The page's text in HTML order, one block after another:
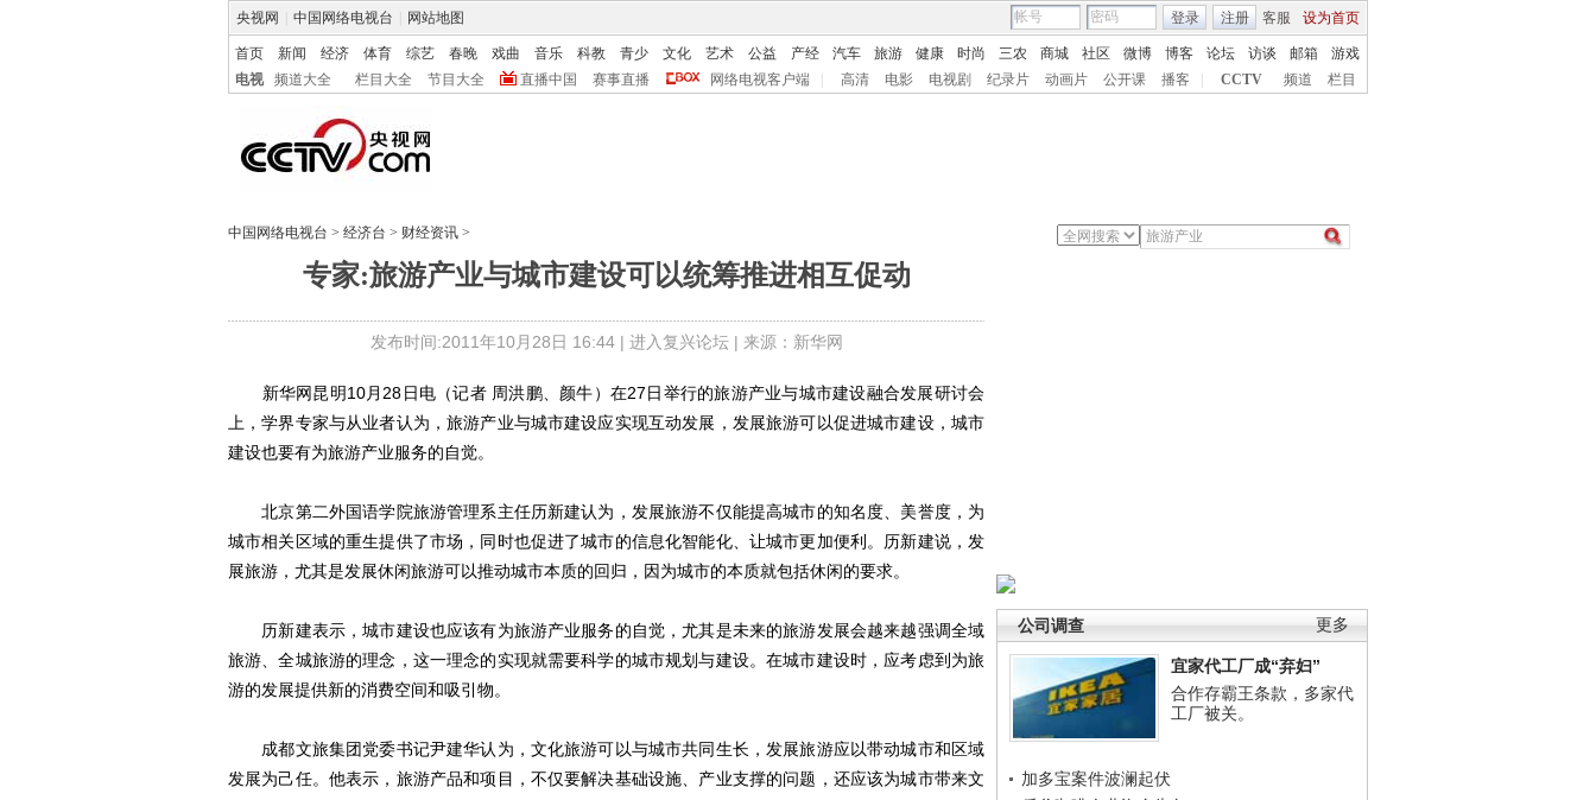
央视网 中国网络电视台 网站地图 客服 设为首页
登录 注册
首页 新闻 经济 体育 综艺 春晚 戏曲 音乐 科教 青少 文化 艺术 公益 产经 汽车 旅游 健康 时尚 三农 商城 社区 微博 博客 论坛 访谈 邮箱
游戏
电视
频道大全 栏目大全 节目大全 直播中国 赛事直播 网络电视客户端 高清 电影 电视剧 纪录片 动画片 公开课 播客 CCTV 频道 栏目
中国网络电视台 > 经济台 > 财经资讯 >
专家:旅游产业与城市建设可以统筹推进相互促动
发布时间:2011年10月28日 16:44 | 进入复兴论坛| 来源：新华网
更多
公司调查
宜家代工厂成“弃妇”
合作存霸王条款，多家代
工厂被关。
加多宝案件波澜起伏
新华网昆明10月28日电（记者 周洪鹏、颜牛）在27日举行的旅游产业与城市建设融合发展研讨会
上，学界专家与从业者认为，旅游产业与城市建设应实现互动发展，发展旅游可以促进城市建设，城市
建设也要有为旅游产业服务的自觉。
北京第二外国语学院旅游管理系主任历新建认为，发展旅游不仅能提高城市的知名度、美誉度，为
城市相关区域的重生提供了市场，同时也促进了城市的信息化智能化、让城市更加便利。历新建说，发
展旅游，尤其是发展休闲旅游可以推动城市本质的回归，因为城市的本质就包括休闲的要求。
历新建表示，城市建设也应该有为旅游产业服务的自觉，尤其是未来的旅游发展会越来越强调全域
旅游、全城旅游的理念，这一理念的实现就需要科学的城市规划与建设。在城市建设时，应考虑到为旅
游的发展提供新的消费空间和吸引物。
成都文旅集团党委书记尹建华认为，文化旅游可以与城市共同生长，发展旅游应以带动城市和区域
发展为己任。他表示，旅游产品和项目，不仅要解决基础设施、产业支撑的问题，还应该为城市带来文